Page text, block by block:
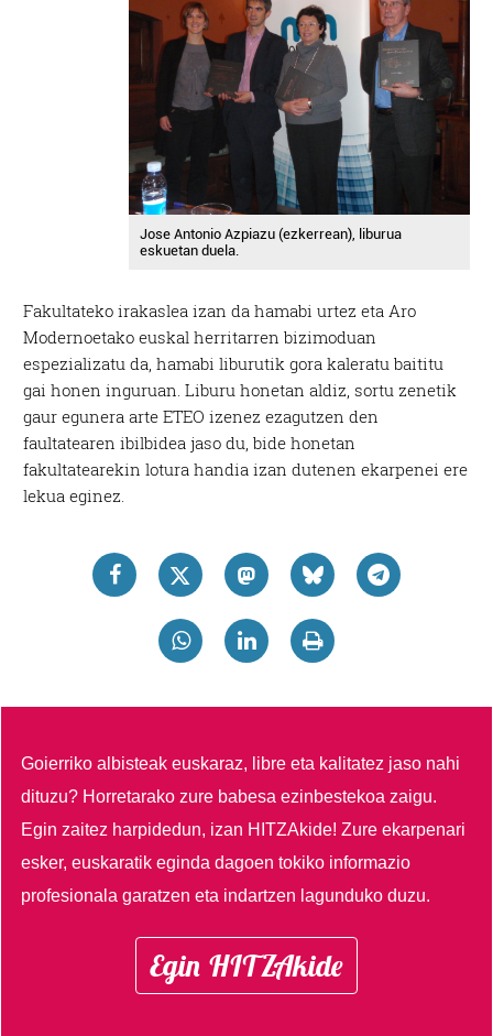
Jose Antonio Azpiazu (ezkerrean), liburua
eskuetan duela.
Fakultateko irakaslea izan da hamabi urtez eta Aro
Modernoetako euskal herritarren bizimoduan
espezializatu da, hamabi liburutik gora kaleratu baititu
gai honen inguruan. Liburu honetan aldiz, sortu zenetik
gaur egunera arte ETEO izenez ezagutzen den
faultatearen ibilbidea jaso du, bide honetan
fakultatearekin lotura handia izan dutenen ekarpenei ere
lekua eginez.
Goierriko albisteak euskaraz, libre eta kalitatez jaso nahi
dituzu? Horretarako zure babesa ezinbestekoa zaigu.
Egin zaitez harpidedun, izan HITZAkide!Zure ekarpenari
esker, euskaratik eginda dagoen tokiko informazio
profesionala garatzen eta indartzen lagunduko duzu.
Egin HITZAkide